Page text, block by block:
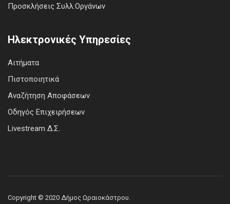
Προσκλήσεις Συλλ.Οργάνων
Ηλεκτρονικές Υπηρεσίες
Αιτήματα
Πιστοποιητικά
Αναζήτηση Αποφάσεων
Οδηγός Επιχειρήσεων
Livestream Δ.Σ.
Copyright © 2020 Δήμος Ωραιοκάστρου.